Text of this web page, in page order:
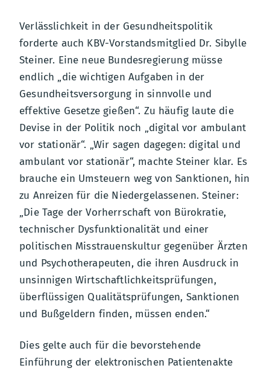
Verlässlichkeit in der Gesundheitspolitik
forderte auch KBV-Vorstandsmitglied Dr. Sibylle
Steiner. Eine neue Bundesregierung müsse
endlich „die wichtigen Aufgaben in der
Gesundheitsversorgung in sinnvolle und
effektive Gesetze gießen“. Zu häufig laute die
Devise in der Politik noch „digital vor ambulant
vor stationär“. „Wir sagen dagegen: digital und
ambulant vor stationär“, machte Steiner klar. Es
brauche ein Umsteuern weg von Sanktionen, hin
zu Anreizen für die Niedergelassenen. Steiner:
„Die Tage der Vorherrschaft von Bürokratie,
technischer Dysfunktionalität und einer
politischen Misstrauenskultur gegenüber Ärzten
und Psychotherapeuten, die ihren Ausdruck in
unsinnigen Wirtschaftlichkeitsprüfungen,
überflüssigen Qualitätsprüfungen, Sanktionen
und Bußgeldern finden, müssen enden.“
Dies gelte auch für die bevorstehende
Einführung der elektronischen Patientenakte